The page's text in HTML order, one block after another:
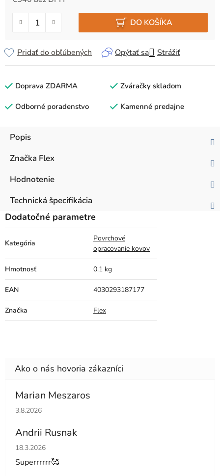
DO KOŠÍKA
Opýtať sa Strážiť
Pridať do obľúbených
Doprava ZDARMA Zváračky skladom
Odborné poradenstvo Kamenné predajne
Popis
Značka Flex
Hodnotenie
Technická špecifikácia
Dodatočné parametre
Kategória
Povrchové
opracovanie kovov
Hmotnosť 0.1 kg
EAN 4030293187177
Značka Flex
Marian Meszaros
Hodnotenie obchodu je 5 z 5 hviezdičiek.
3.8.2026
Andrii Rusnak
Hodnotenie obchodu je 5 z 5 hviezdičiek.
18.3.2026
Superrrrrr🥰